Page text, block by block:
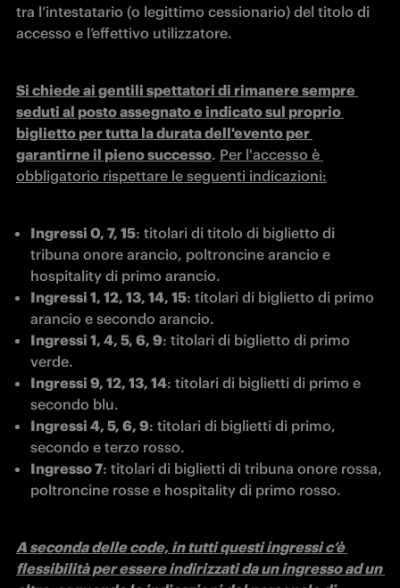
tra l’intestatario (o legittimo cessionario) del titolo di
accesso e l’effettivo utilizzatore.
Si chiede ai gentili spettatori di rimanere sempre
seduti al posto assegnato e indicato sul proprio
biglietto per tutta la durata dell'evento per
garantirne il pieno successo. Per l'accesso è
obbligatorio rispettare le seguenti indicazioni:
Ingressi 0, 7, 15: titolari di titolo di biglietto di
tribuna onore arancio, poltroncine arancio e
hospitality di primo arancio.
Ingressi 1, 12, 13, 14, 15: titolari di biglietto di primo
arancio e secondo arancio.
Ingressi 1, 4, 5, 6, 9: titolari di biglietto di primo
verde.
Ingressi 9, 12, 13, 14: titolari di biglietti di primo e
secondo blu.
Ingressi 4, 5, 6, 9: titolari di biglietti di primo,
secondo e terzo rosso.
Ingresso 7: titolari di biglietti di tribuna onore rossa,
poltroncine rosse e hospitality di primo rosso.
A seconda delle code, in tutti questi ingressi c’è
flessibilità per essere indirizzati da un ingresso ad un